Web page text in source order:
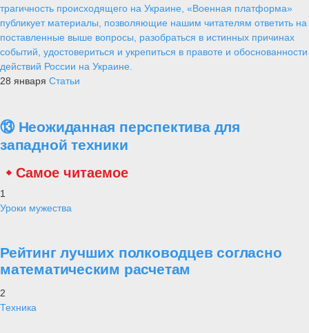
трагичность происходящего на Украине, «Военная платформа»
публикует материалы, позволяющие нашим читателям ответить на
поставленные выше вопросы, разобраться в истинных причинах
событий, удостовериться и укрепиться в правоте и обоснованности
действий России на Украине.
28 января Статьи
⑬ Неожиданная перспектива для
западной техники
Самое читаемое
1
Уроки мужества
Рейтинг лучших полководцев согласно
математическим расчетам
2
Техника